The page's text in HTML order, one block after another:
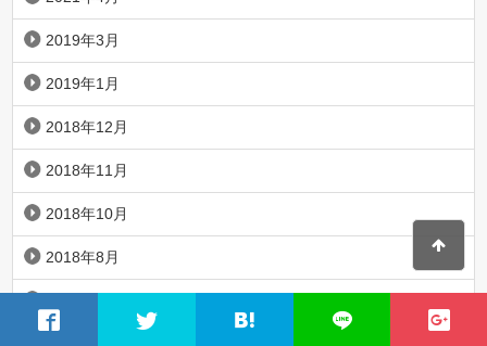
2019年3月
2019年1月
2018年12月
2018年11月
2018年10月
2018年8月